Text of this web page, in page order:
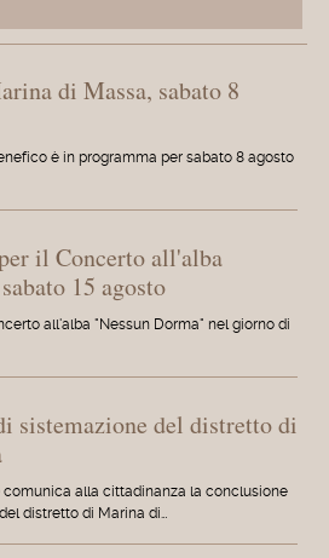
di Massa, sabato 8
è in programma per sabato 8 agosto
il Concerto all'alba
15 agosto
all'alba "Nessun Dorma" nel giorno di
sistemazione del distretto di
comunica alla cittadinanza la conclusione
distretto di Marina di…